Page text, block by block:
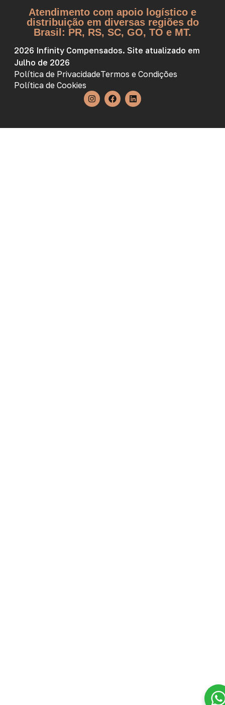
Atendimento com apoio logístico e
distribuição em diversas regiões do
Brasil: PR, RS, SC, GO, TO e MT.
2026 Infinity Compensados. Site atualizado em
Julho de 2026
Política de PrivacidadeTermos e Condições
Política de Cookies